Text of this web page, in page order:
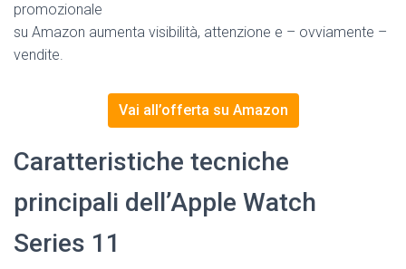
promozionale
su Amazon aumenta visibilità, attenzione e – ovviamente –
vendite.
Vai all’offerta su Amazon
Caratteristiche tecniche
principali dell’Apple Watch
Series 11